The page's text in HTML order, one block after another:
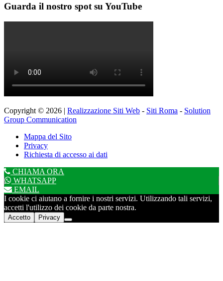
Guarda il nostro spot su YouTube
Copyright © 2026 | Realizzazione Siti Web - Siti Roma - Solution
Group Communication
Mappa del Sito
Privacy
Richiesta di accesso ai dati
CHIAMA ORA
WHATSAPP
EMAIL
I cookie ci aiutano a fornire i nostri servizi. Utilizzando tali servizi,
accetti l'utilizzo dei cookie da parte nostra.
Accetto Privacy